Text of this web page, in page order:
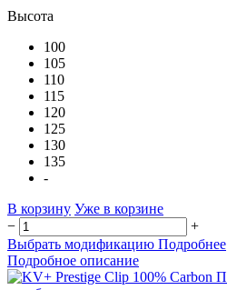
Высота
100
105
110
115
120
125
130
135
-
В корзину Уже в корзине
−
+
Выбрать модификацию Подробнее
Подробное описание